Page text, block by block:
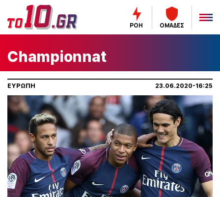
ΡΟΗ ΟΜΑΔΕΣ
Championnat
ΕΥΡΩΠΗ 23.06.2020-16:25